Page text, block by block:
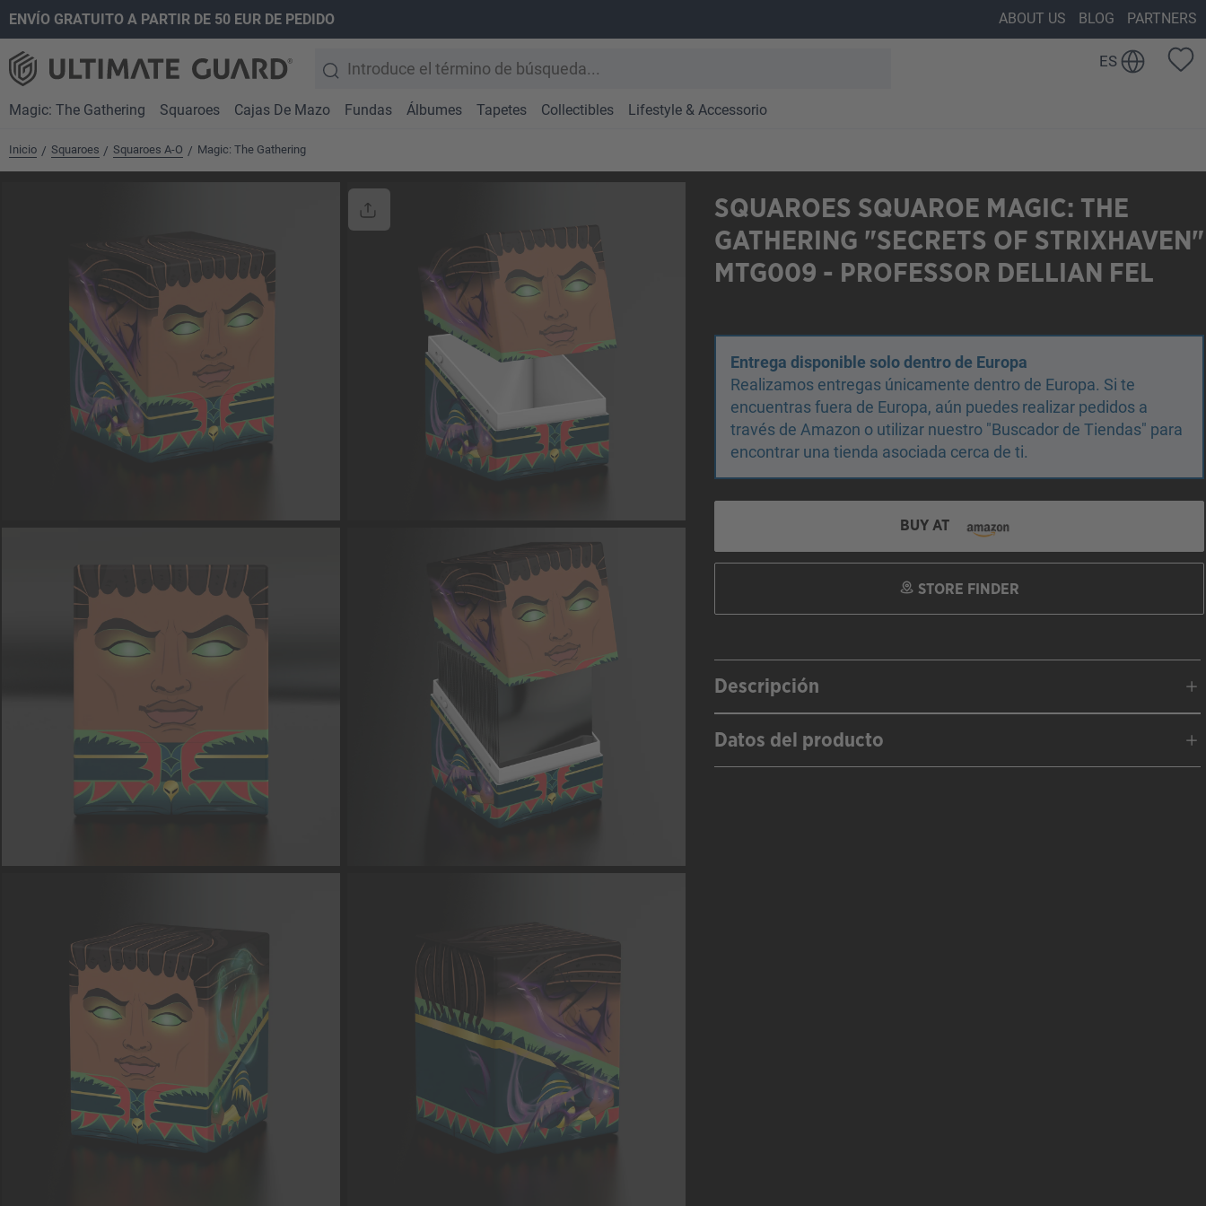
Saltar a la navegación principal
ENVÍO GRATUITO A PARTIR DE 50 EUR DE PEDIDO ABOUT US BLOG PARTNERS
ES
Magic: The Gathering Squaroes Cajas De Mazo Fundas Álbumes Tapetes Collectibles Lifestyle & Accessorio
Inicio / Squaroes / Squaroes A-O / Magic: The Gathering
SQUAROES SQUAROE MAGIC: THE
GATHERING "SECRETS OF STRIXHAVEN"
MTG009 - PROFESSOR DELLIAN FEL
Entrega disponible solo dentro de Europa
Realizamos entregas únicamente dentro de Europa. Si te
encuentras fuera de Europa, aún puedes realizar pedidos a
través de Amazon o utilizar nuestro "Buscador de Tiendas" para
encontrar una tienda asociada cerca de ti.
BUY AT
STORE FINDER
Descripción
Datos del producto